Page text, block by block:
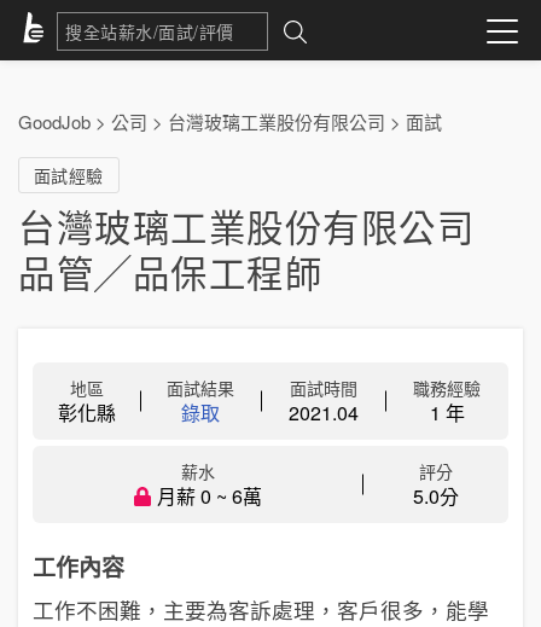
GoodJob > 公司 > 台灣玻璃工業股份有限公司 > 面試
面試經驗
台灣玻璃工業股份有限公司
品管╱品保工程師
地區
彰化縣
面試結果
錄取
面試時間
2021.04
職務經驗
1 年
薪水
月薪 0 ~ 6萬
評分
5.0分
工作內容
工作不困難，主要為客訴處理，客戶很多，能學